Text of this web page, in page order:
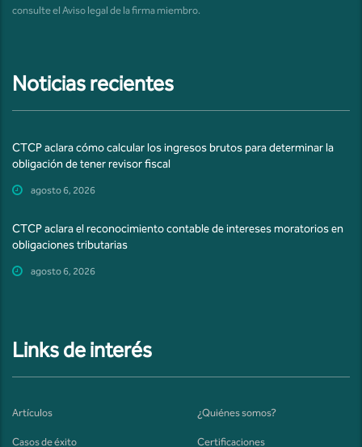
consulte el Aviso legal de la firma miembro.
Noticias recientes
CTCP aclara cómo calcular los ingresos brutos para determinar la
obligación de tener revisor fiscal
agosto 6, 2026
CTCP aclara el reconocimiento contable de intereses moratorios en
obligaciones tributarias
agosto 6, 2026
Links de interés
Artículos ¿Quiénes somos?
Casos de éxito Certificaciones